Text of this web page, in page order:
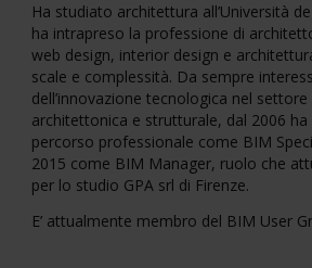
Ha studiato architettura all’Università
ha intrapreso la professione di
web design, interior design e
scale e complessità. Da sempre
dell’innovazione tecnologica nel
architettonica e strutturale, dal 2006
percorso professionale come BIM
2015 come BIM Manager, ruolo che
per lo studio GPA srl di Firenze.
E’ attualmente membro del BIM User